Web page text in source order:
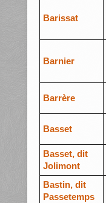
Barissat
Barnier
Barrère
Basset
Basset, dit
Jolimont
Bastin, dit
Passetemps